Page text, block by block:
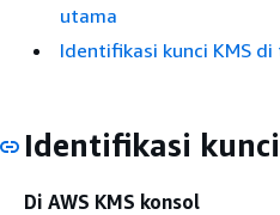
utama
Identifikasi kunci KMS
Identifikasi
Di AWS KMS konsol